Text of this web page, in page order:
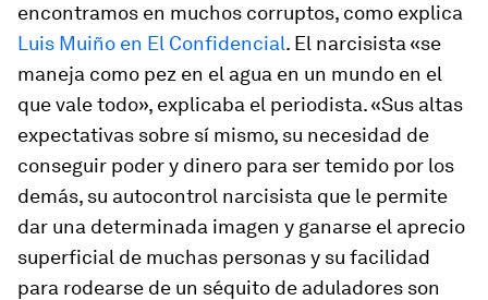
encontramos en muchos corruptos, como explica
Luis Muiño en El Confidencial. El narcisista «se
maneja como pez en el agua en un mundo en el
que vale todo», explicaba el periodista. «Sus altas
expectativas sobre sí mismo, su necesidad de
conseguir poder y dinero para ser temido por los
demás, su autocontrol narcisista que le permite
dar una determinada imagen y ganarse el aprecio
superficial de muchas personas y su facilidad
para rodearse de un séquito de aduladores son